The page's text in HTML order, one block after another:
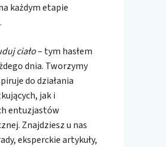
każdym etapie
ciało– tym hasłem
dnia. Tworzymy
do działania
jak i
entuzjastów
Znajdziesz u nas
eksperckie artykuły,